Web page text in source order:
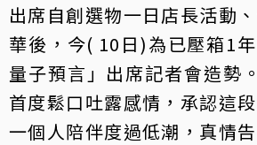
出席自創選物一日店長活動
華後，今( 10日)為已壓箱1
量子預言」出席記者會造勢
首度鬆口吐露感情，承認這
一個人陪伴度過低潮，真情